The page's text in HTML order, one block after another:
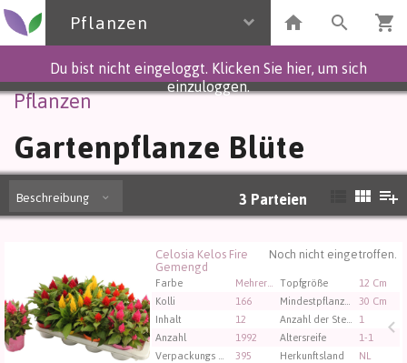
Pflanzen
Du bist nicht eingeloggt. Klicken Sie hier, um sich
einzuloggen.
Pflanzen
Gartenpflanze Blüte
Beschreibung 3 Parteien
Noch nicht eingetroffen.
Celosia Kelos Fire
Gemengd
Farbe Mehrere Farben Topfgröße
12 Cm
Kolli
166 Mindestpflanzenhöhe
30 Cm
Inhalt
12 Anzahl der Stecklinge/Pflanzen pro Topf
1
Anzahl
1992 Altersreife
1-1
395 Herkunftsland
NL
Celosia Kelos Fire Gemengd
Sie müssen angemeldet sein, um kaufen zu können.
Klicken Sie hier, um sich einzuloggen.